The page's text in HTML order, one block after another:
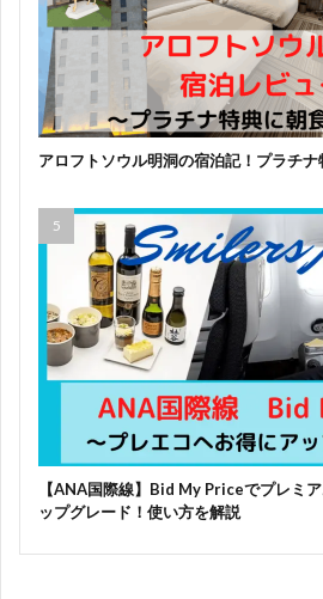
アロフトソウル明洞の宿泊記！プラチ
【ANA国際線】Bid My Priceでプレミ
ップグレード！使い方を解説